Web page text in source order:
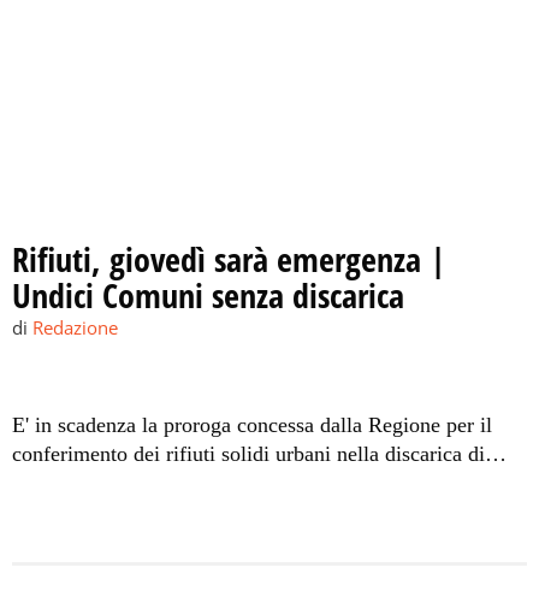
Rifiuti, giovedì sarà emergenza |
Undici Comuni senza discarica
di Redazione
E' in scadenza la proroga concessa dalla Regione per il
conferimento dei rifiuti solidi urbani nella discarica di